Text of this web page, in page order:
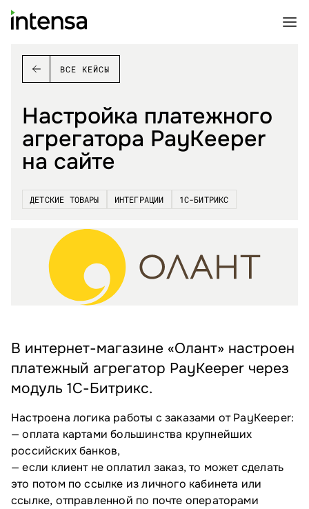
ВСЕ КЕЙСЫ
Настройка платежного
агрегатора PayKeeper
на сайте
ДЕТСКИЕ ТОВАРЫ ИНТЕГРАЦИИ 1С-БИТРИКС
В интернет-магазине «Олант» настроен
платежный агрегатор PayKeeper через
модуль 1С-Битрикс.
Настроена логика работы с заказами от PayKeeper:
— оплата картами большинства крупнейших
российских банков,
— если клиент не оплатил заказ, то может сделать
это потом по ссылке из личного кабинета или
ссылке, отправленной по почте операторами